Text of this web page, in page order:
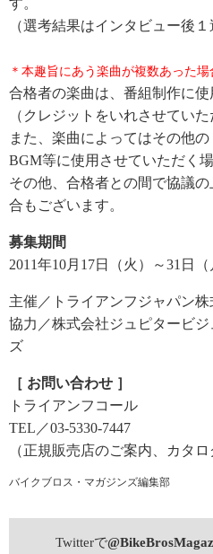
（選考結果はインタビュー後
＊本趣旨にあう楽曲が複数あった場
合格者の楽曲は、番組制作に使
（クレジットをいれさせていた
また、楽曲によってはその他
BGM等に使用させていただく
その他、合格者との間で協議
合もございます。
募集期間
2011年10月17日（火）～31日
主催／トライアンフジャパン株
協力／株式会社ジュピタービ
ズ
［ お問い合わせ ］
トライアンフコール
TEL／03-5330-7447
（正規販売店のご案内、カタロ
バイクブロス・マガジンズ編集部
Twitterで